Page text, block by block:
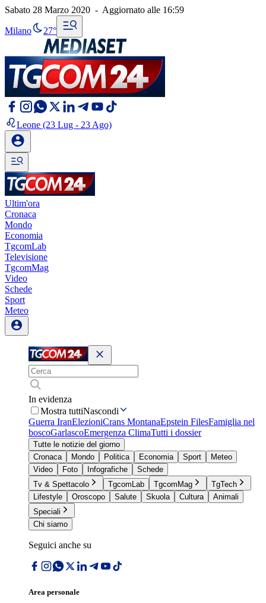
Sabato 28 Marzo 2020 - Aggiornato alle 16:59
Milano 27°
Leone (23 Lug - 23 Ago)
Ultim'ora
Cronaca
Mondo
Economia
TgcomLab
Televisione
TgcomMag
Video
Schede
Sport
Meteo
In evidenza
Mostra tuttiNascondi
Guerra IranElezioniCrans MontanaEpstein FilesFamiglia nel
boscoGarlascoEmergenza ClimaTutti i dossier
Tutte le notizie del giorno
Cronaca
Mondo Politica Economia Sport
Meteo
Video
Foto Infografiche
Schede
Tv & Spettacolo
TgcomLab TgcomMag
TgTech
Lifestyle
Oroscopo Salute Skuola Cultura
Animali
Speciali
Chi siamo
Seguici anche su
Area personale